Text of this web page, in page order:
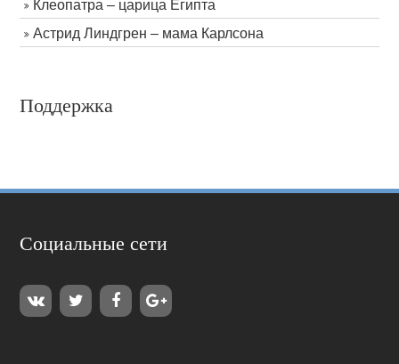
Клеопатра – царица Египта
Астрид Линдгрен – мама Карлсона
Поддержка
Социальные сети